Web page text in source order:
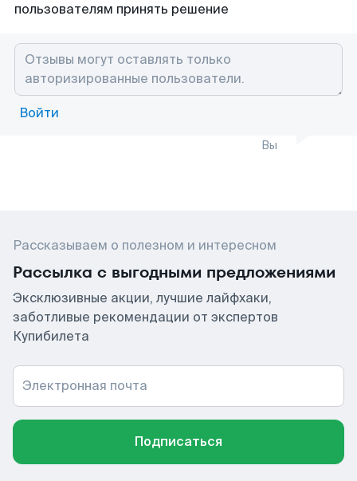
пользователям принять решение
Войти
Вы
Рассказываем о полезном и интересном
Рассылка с выгодными предложениями
Эксклюзивные акции, лучшие лайфхаки,
заботливые рекомендации от экспертов
Купибилета
Электронная почта
Подписаться